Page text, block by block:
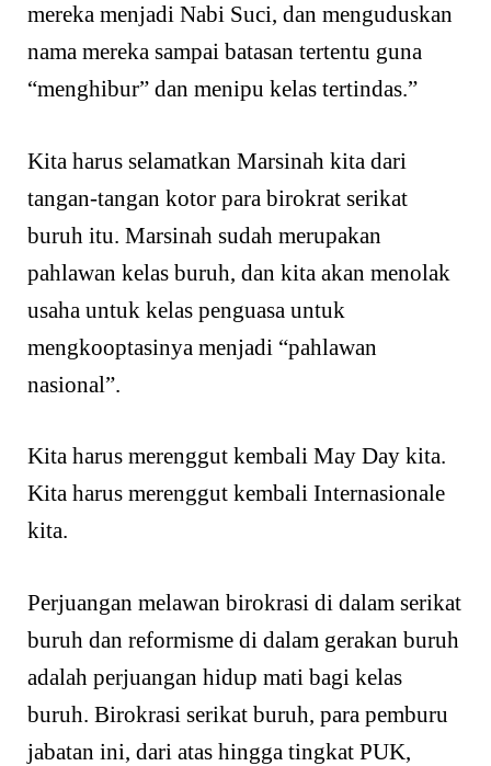
mereka menjadi Nabi Suci, dan menguduskan
nama mereka sampai batasan tertentu guna
“menghibur” dan menipu kelas tertindas.”
Kita harus selamatkan Marsinah kita dari
tangan-tangan kotor para birokrat serikat
buruh itu. Marsinah sudah merupakan
pahlawan kelas buruh, dan kita akan menolak
usaha untuk kelas penguasa untuk
mengkooptasinya menjadi “pahlawan
nasional”.
Kita harus merenggut kembali May Day kita.
Kita harus merenggut kembali Internasionale
kita.
Perjuangan melawan birokrasi di dalam serikat
buruh dan reformisme di dalam gerakan buruh
adalah perjuangan hidup mati bagi kelas
buruh. Birokrasi serikat buruh, para pemburu
jabatan ini, dari atas hingga tingkat PUK,